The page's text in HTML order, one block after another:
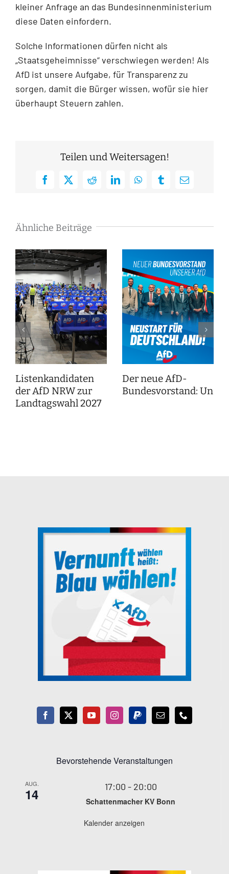
kleiner Anfrage an das Bundesinnenministerium
diese Daten einfordern.
Solche Informationen dürfen nicht als
„Staatsgeheimnisse“ verschwiegen werden! Als
AfD ist unsere Aufgabe, für Transparenz zu
sorgen, damit die Bürger wissen, wofür sie hier
überhaupt Steuern zahlen.
Teilen und Weitersagen!
Facebook
X RedditLinkedInWhatsAppTumblrE-
Ähnliche Beiträge
Listenkandidaten
der AfD NRW zur
Landtagswahl 2027
Der neue AfD-
Bundesvorstand:
Bevorstehende Veranstaltungen
AUG.
14 17:00 - 20:00
Schattenmacher KV Bonn
Kalender anzeigen